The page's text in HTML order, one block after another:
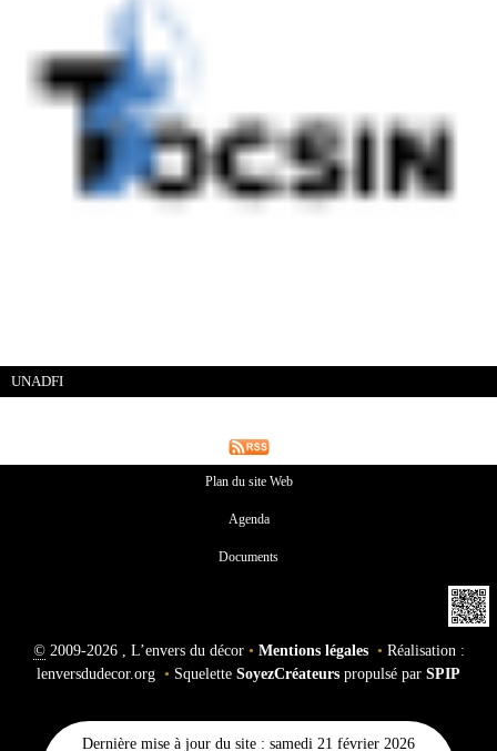
UNADFI
Plan du site Web
Agenda
Documents
©2009-2026 , L’envers du décor • Mentions légales • Réalisation :
lenversdudecor.org • Squelette SoyezCréateurs propulsé par SPIP
Dernière mise à jour du site : samedi 21 février 2026